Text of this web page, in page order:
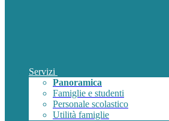
Servizi
Panoramica
Famiglie e studenti
Personale scolastico
Utilità famiglie